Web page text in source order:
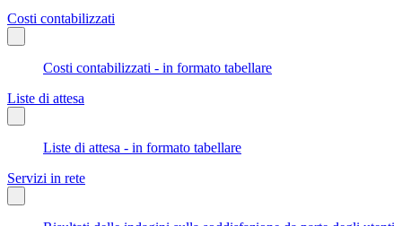
Costi contabilizzati
Costi contabilizzati - in formato tabellare
Liste di attesa
Liste di attesa - in formato tabellare
Servizi in rete